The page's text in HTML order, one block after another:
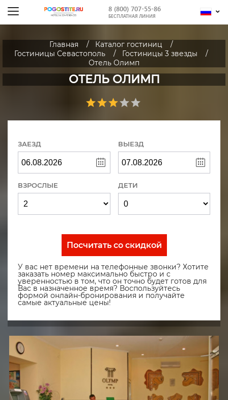
8 (800) 707-55-86
БЕСПЛАТНАЯ ЛИНИЯ
Главная
Каталог гостиниц
Гостиницы Севастополь
Гостиницы 3 звезды
Отель Олимп
ОТЕЛЬ ОЛИМП
ЗАЕЗД ВЫЕЗД
ВЗРОСЛЫЕ ДЕТИ
Посчитать со скидкой
У вас нет времени на телефонные звонки? Хотите
заказать номер максимально быстро и с
уверенностью в том, что он точно будет готов для
Вас в назначенное время? Воспользуйтесь
формой онлайн-бронирования и получайте
самые актуальные цены!